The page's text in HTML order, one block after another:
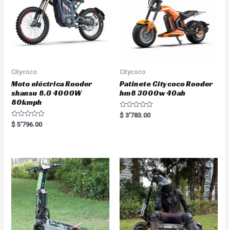
Citycoco
Moto eléctrica Rooder
shansu 8.0 4000W
80kmph
R
a
o
u
t
o
f
$ 5'796.00
Citycoco
Patinete Citycoco Rooder
hm8 3000w 40ah
R
a
u
t
o
f
5
$ 3'783.00